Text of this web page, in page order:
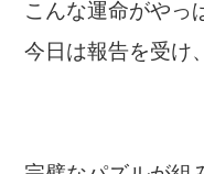
こんな運命がやっ
今日は報告を受け